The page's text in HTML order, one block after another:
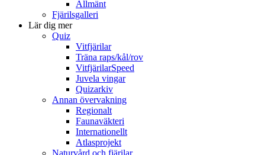
Allmänt
Fjärilsgalleri
Lär dig mer
Quiz
Vitfjärilar
Träna raps/kål/rov
VitfjärilarSpeed
Juvela vingar
Quizarkiv
Annan övervakning
Regionalt
Faunaväkteri
Internationellt
Atlasprojekt
Naturvård och fjärilar